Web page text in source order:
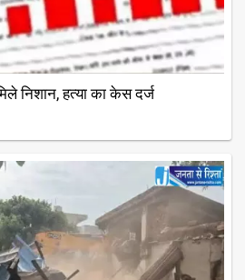
निशान, हत्या का केस दर्ज